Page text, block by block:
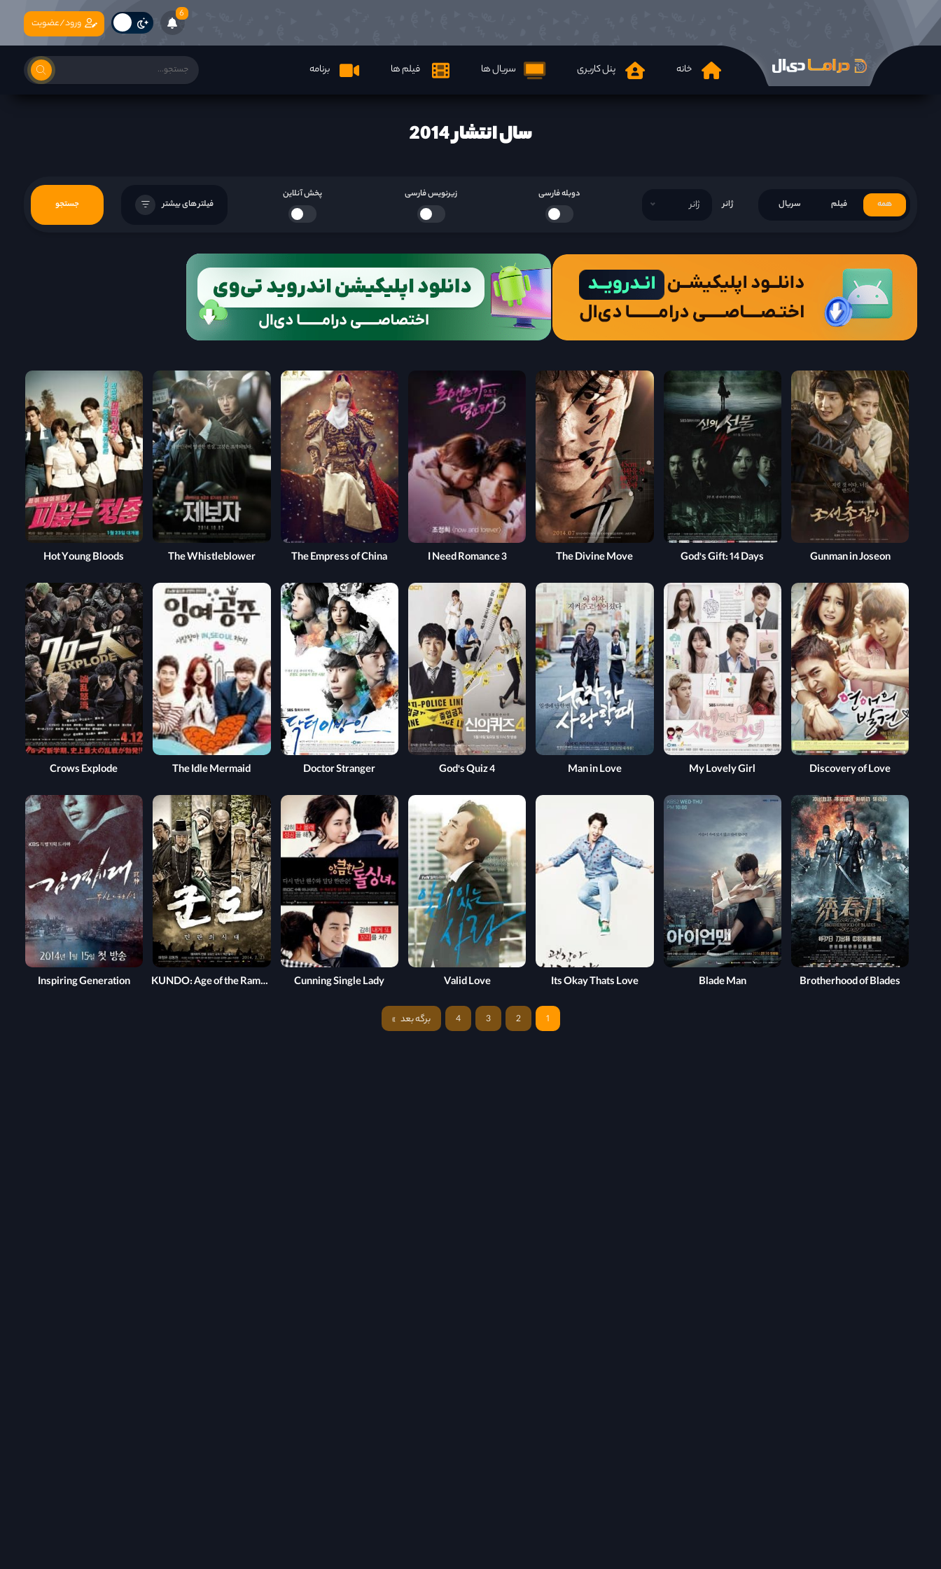
6
خانه پنل کاربری سریال ها فیلم ها برنامه
ورود/عضویت
سال انتشار 2014
همه فیلم سریال ژانر ژانر
دوبله فارسی زیرنویس فارسی پخش آنلاین
فیلتر های بیشتر جستجو
Gunman in Joseon
God's Gift: 14 Days
The Divine Move
I Need Romance 3
The Empress of China
The Whistleblower
Hot Young Bloods
Discovery of Love
My Lovely Girl
Man in Love
God's Quiz 4
Doctor Stranger
The Idle Mermaid
Crows Explode
Brotherhood of Blades
Blade Man
Its Okay Thats Love
Valid Love
Cunning Single Lady
KUNDO: Age of the Rampant
Inspiring Generation
1
2
3
4 برگه بعد »